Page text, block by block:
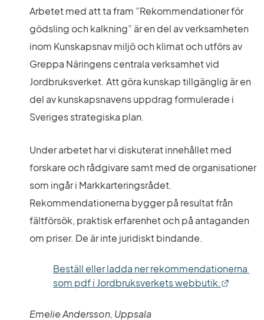
Arbetet med att ta fram ”Rekommendationer för
gödsling och kalkning” är en del av verksamheten
inom Kunskapsnav miljö och klimat och utförs av
Greppa Näringens centrala verksamhet vid
Jordbruksverket. Att göra kunskap tillgänglig är en
del av kunskapsnavens uppdrag formulerade i
Sveriges strategiska plan.
Under arbetet har vi diskuterat innehållet med
forskare och rådgivare samt med de organisationer
som ingår i Markkarteringsrådet.
Rekommendationerna bygger på resultat från
fältförsök, praktisk erfarenhet och på antaganden
om priser. De är inte juridiskt bindande.
Beställ eller ladda ner rekommendationerna
som pdf i Jordbruksverkets webbutik.
Emelie Andersson, Uppsala